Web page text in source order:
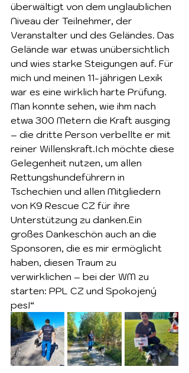
überwältigt von dem unglaublichen
Niveau der Teilnehmer, der
Veranstalter und des Geländes. Das
Gelände war etwas unübersichtlich
und wies starke Steigungen auf. Für
mich und meinen 11-jährigen Lexik
war es eine wirklich harte Prüfung.
Man konnte sehen, wie ihm nach
etwa 300 Metern die Kraft ausging
– die dritte Person verbellte er mit
reiner Willenskraft.Ich möchte diese
Gelegenheit nutzen, um allen
Rettungshundeführern in
Tschechien und allen Mitgliedern
von K9 Rescue CZ für ihre
Unterstützung zu danken.Ein
großes Dankeschön auch an die
Sponsoren, die es mir ermöglicht
haben, diesen Traum zu
verwirklichen – bei der WM zu
starten: PPL CZ und Spokojený
pes!“